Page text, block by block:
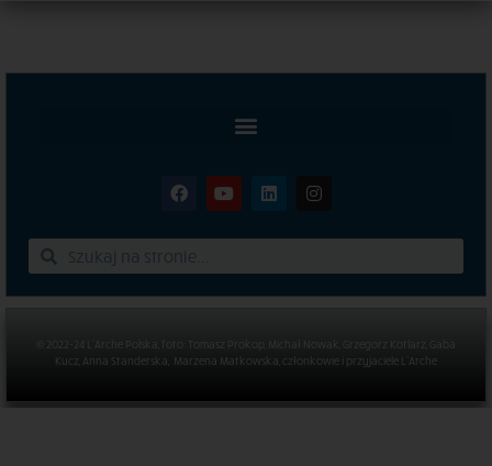
© 2022-24 L’Arche Polska, foto: Tomasz Prokop, Michał Nowak, Grzegorz Kotlarz, Gaba
Kucz, Anna Standerska, Marzena Matkowska, członkowie i przyjaciele L’Arche